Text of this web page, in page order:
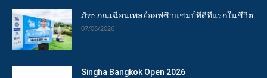
ภัทรภณเฉือนเพลย์ออฟซิวแชมป์ทีดีทีแรกในชีวิต
07/08/2026
Singha Bangkok Open 2026